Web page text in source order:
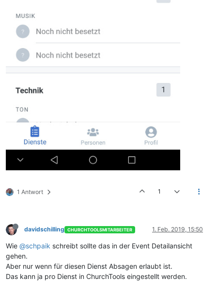
1 Antwort 1
davidschilling CHURCHTOOLSMITARBEITER 1. Feb. 2019, 15:50
Wie @schpaik schreibt sollte das in der Event Detailansicht
gehen.
Aber nur wenn für diesen Dienst Absagen erlaubt ist.
Das kann ja pro Dienst in ChurchTools eingestellt werden.